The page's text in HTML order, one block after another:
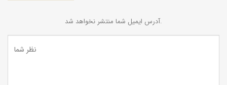
آدرس ایمیل شما منتشر نخواهد شد.